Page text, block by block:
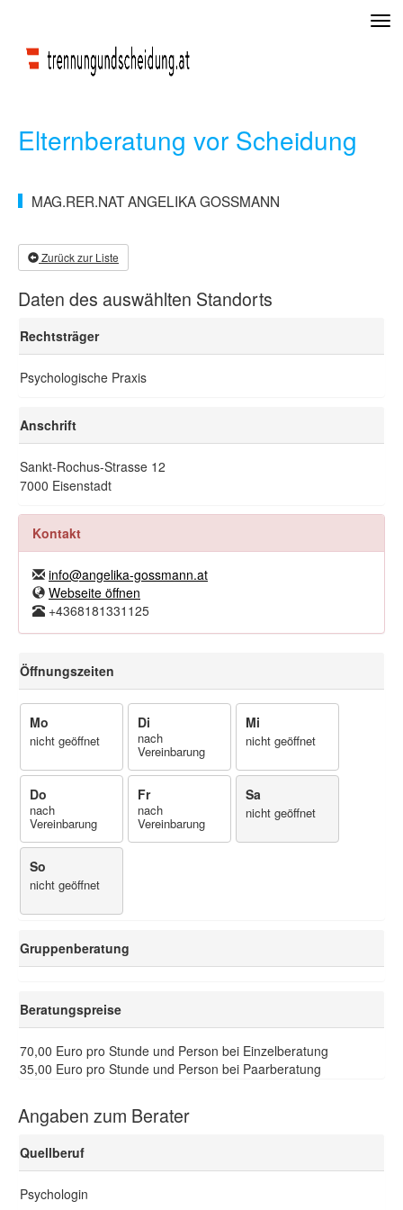
Elternberatung vor Scheidung
MAG.RER.NAT ANGELIKA GOSSMANN
Zurück zur Liste
Daten des auswählten Standorts
Rechtsträger
Psychologische Praxis
Anschrift
Sankt-Rochus-Strasse 12
7000 Eisenstadt
Kontakt
info@angelika-gossmann.at
Webseite öffnen
+4368181331125
Öffnungszeiten
Mo
nicht geöffnet
Di
nach
Vereinbarung
Mi
nicht geöffnet
Do
nach
Vereinbarung
Fr
nach
Vereinbarung
Sa
nicht geöffnet
So
nicht geöffnet
Gruppenberatung
Beratungspreise
70,00 Euro pro Stunde und Person bei Einzelberatung
35,00 Euro pro Stunde und Person bei Paarberatung
Angaben zum Berater
Quellberuf
Psychologin